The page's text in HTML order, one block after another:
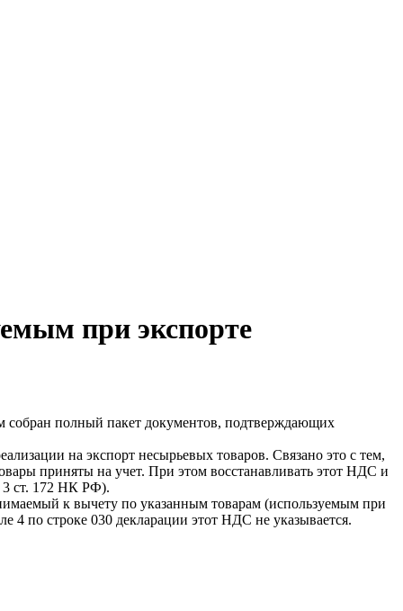
при экспорте
собран полный пакет документов, подтверждающих
на экспорт несырьевых товаров. Связано это с тем,
приняты на учет. При этом восстанавливать этот НДС и
3 ст. 172 НК РФ).
к вычету по указанным товарам (используемым при
4 по строке 030 декларации этот НДС не указывается.